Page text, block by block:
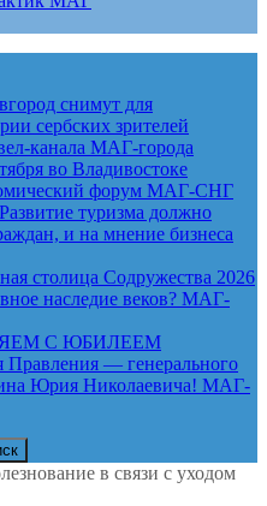
снимут для
сербских зрителей
канала МАГ-города
во Владивостоке
форум МАГ-СНГ
туризма должно
и на мнение бизнеса
столица Содружества 2026
наследие веков? МАГ-
С ЮБИЛЕЕМ
Правления — генерального
Юрия Николаевича! МАГ-
в связи с уходом